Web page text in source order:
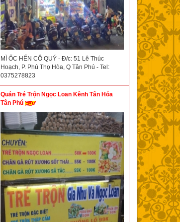
MÌ ỐC HẾN CÔ QUÝ - Đ/c: 51 Lê Thúc
Hoạch, P. Phú Thọ Hòa, Q Tân Phú - Tel:
0375278823
Quán Tré Trộn Ngọc Loan Kênh Tân Hóa
Tân Phú